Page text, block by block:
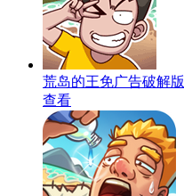
荒岛的王免广告破解版
查看